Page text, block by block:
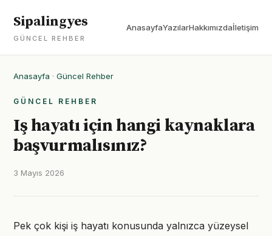
Sipalingyes
GÜNCEL REHBER
AnasayfaYazılarHakkımızdaİletişim
Anasayfa · Güncel Rehber
GÜNCEL REHBER
Iş hayatı için hangi kaynaklara
başvurmalısınız?
3 Mayıs 2026
Pek çok kişi iş hayatı konusunda yalnızca yüzeysel